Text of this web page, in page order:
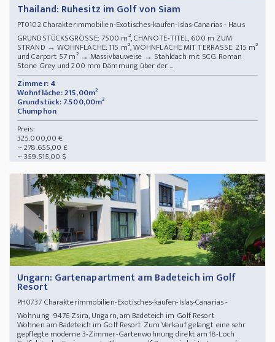
Thailand: Ruhesitz im Golf von Siam
PT0102Charakterimmobilien-Exotisches-kaufen-Islas-Canarias - Haus
GRUNDSTÜCKSGRÖSSE: 7500 m², CHANOTE-TITEL, 600 m ZUM
STRAND → WOHNFLÄCHE: 115 m², WOHNFLÄCHE MIT TERRASSE: 215 m²
und Carport 57 m² → Massivbauweise → Stahldach mit SCG Roman
Stone Grey und 200 mm Dämmung über der ...
Zimmer: 4
Wohnfläche: 215,00m²
Grundstück: 7.500,00m²
Chumphon
Preis:
325.000,00 €
~ 278.655,00 £
~ 359.515,00 $
Ungarn: Gartenapartment am Badeteich im Golf
Resort
PH0737 Charakterimmobilien-Exotisches-kaufen-Islas-Canarias -
Wohnung 9476 Zsira, Ungarn, am Badeteich im Golf Resort
Wohnen am Badeteich im Golf Resort Zum Verkauf gelangt eine sehr
gepflegte moderne 3-Zimmer-Gartenwohnung direkt am 18-Loch